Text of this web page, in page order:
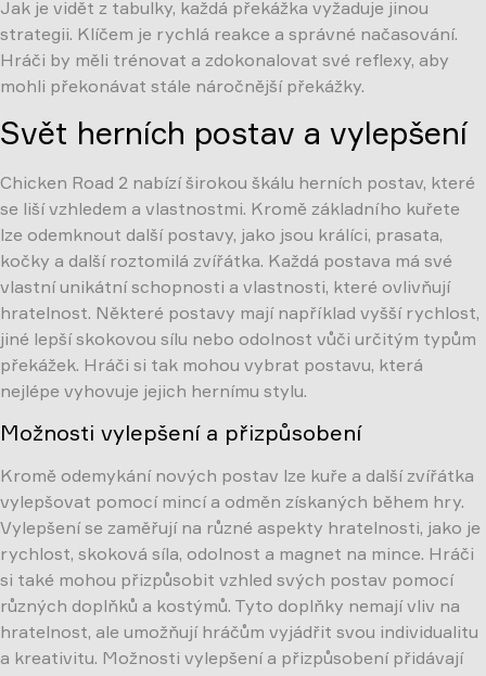
Jak je vidět z tabulky, každá překážka vyžaduje jinou
strategii. Klíčem je rychlá reakce a správné načasování.
Hráči by měli trénovat a zdokonalovat své reflexy, aby
mohli překonávat stále náročnější překážky.
Svět herních postav a vylepšení
Chicken Road 2 nabízí širokou škálu herních postav, které
se liší vzhledem a vlastnostmi. Kromě základního kuřete
lze odemknout další postavy, jako jsou králíci, prasata,
kočky a další roztomilá zvířátka. Každá postava má své
vlastní unikátní schopnosti a vlastnosti, které ovlivňují
hratelnost. Některé postavy mají například vyšší rychlost,
jiné lepší skokovou sílu nebo odolnost vůči určitým typům
překážek. Hráči si tak mohou vybrat postavu, která
nejlépe vyhovuje jejich hernímu stylu.
Možnosti vylepšení a přizpůsobení
Kromě odemykání nových postav lze kuře a další zvířátka
vylepšovat pomocí mincí a odměn získaných během hry.
Vylepšení se zaměřují na různé aspekty hratelnosti, jako je
rychlost, skoková síla, odolnost a magnet na mince. Hráči
si také mohou přizpůsobit vzhled svých postav pomocí
různých doplňků a kostýmů. Tyto doplňky nemají vliv na
hratelnost, ale umožňují hráčům vyjádřit svou individualitu
a kreativitu. Možnosti vylepšení a přizpůsobení přidávají